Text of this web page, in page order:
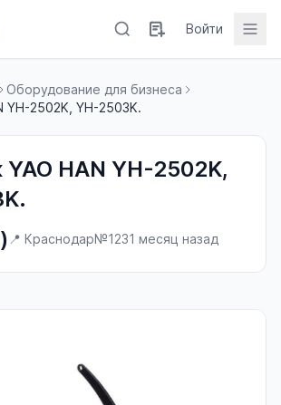
Войти
Оборудование для бизнеса
YH-2502K, YH-2503K.
HAN YH-2502K,
📍 Краснодар№1231 месяц назад